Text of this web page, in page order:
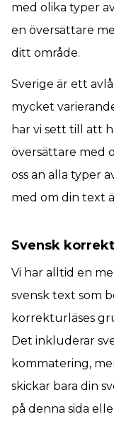
med olika typer
en översättare
ditt område.
Sverige är ett
mycket
har vi sett till att
översättare med
oss an alla typer
med om din text
Svensk
Vi har alltid en
svensk text som
korrekturläses
Det inkluderar
kommatering,
skickar bara din
på denna sida